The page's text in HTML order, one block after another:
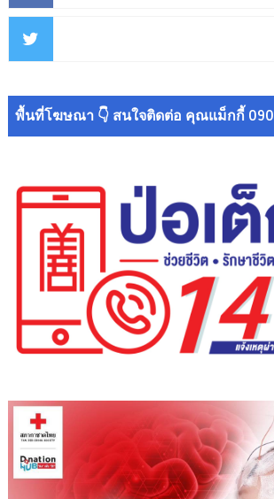
พื้นที่โฆษณา 👇 สนใจติดต่อ คุณแม็กกี้ 090